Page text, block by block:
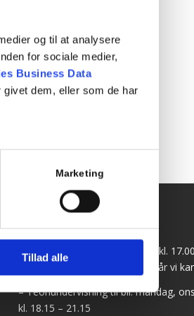
og til at analysere
for sociale medier,
Business Data
dem, eller som de har
Marketing
Tillad alle
Info
Kontortid: mandag og torsdag kl.
Ring, når du kan og vi svarer, når vi
– Teoriundervisning til bil: mandag,
kl. 18.15 – 21.15